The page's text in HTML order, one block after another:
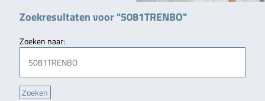
Zoekresultaten voor "5081TRENBO"
Zoeken naar: